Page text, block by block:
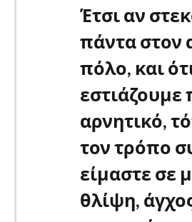
Έτσι αν
πάντα στον
πόλο, και
εστιάζουμε
αρνητικό,
τον τρόπο
είμαστε σε
θλίψη,